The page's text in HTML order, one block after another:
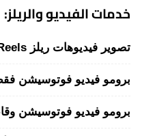
خدمات الفيديو والريلز:
تصوير فيديوهات ريلز Reels للفوتوسيشن
برومو فيديو فوتوسيشن
برومو فيديو فوتوسيشن